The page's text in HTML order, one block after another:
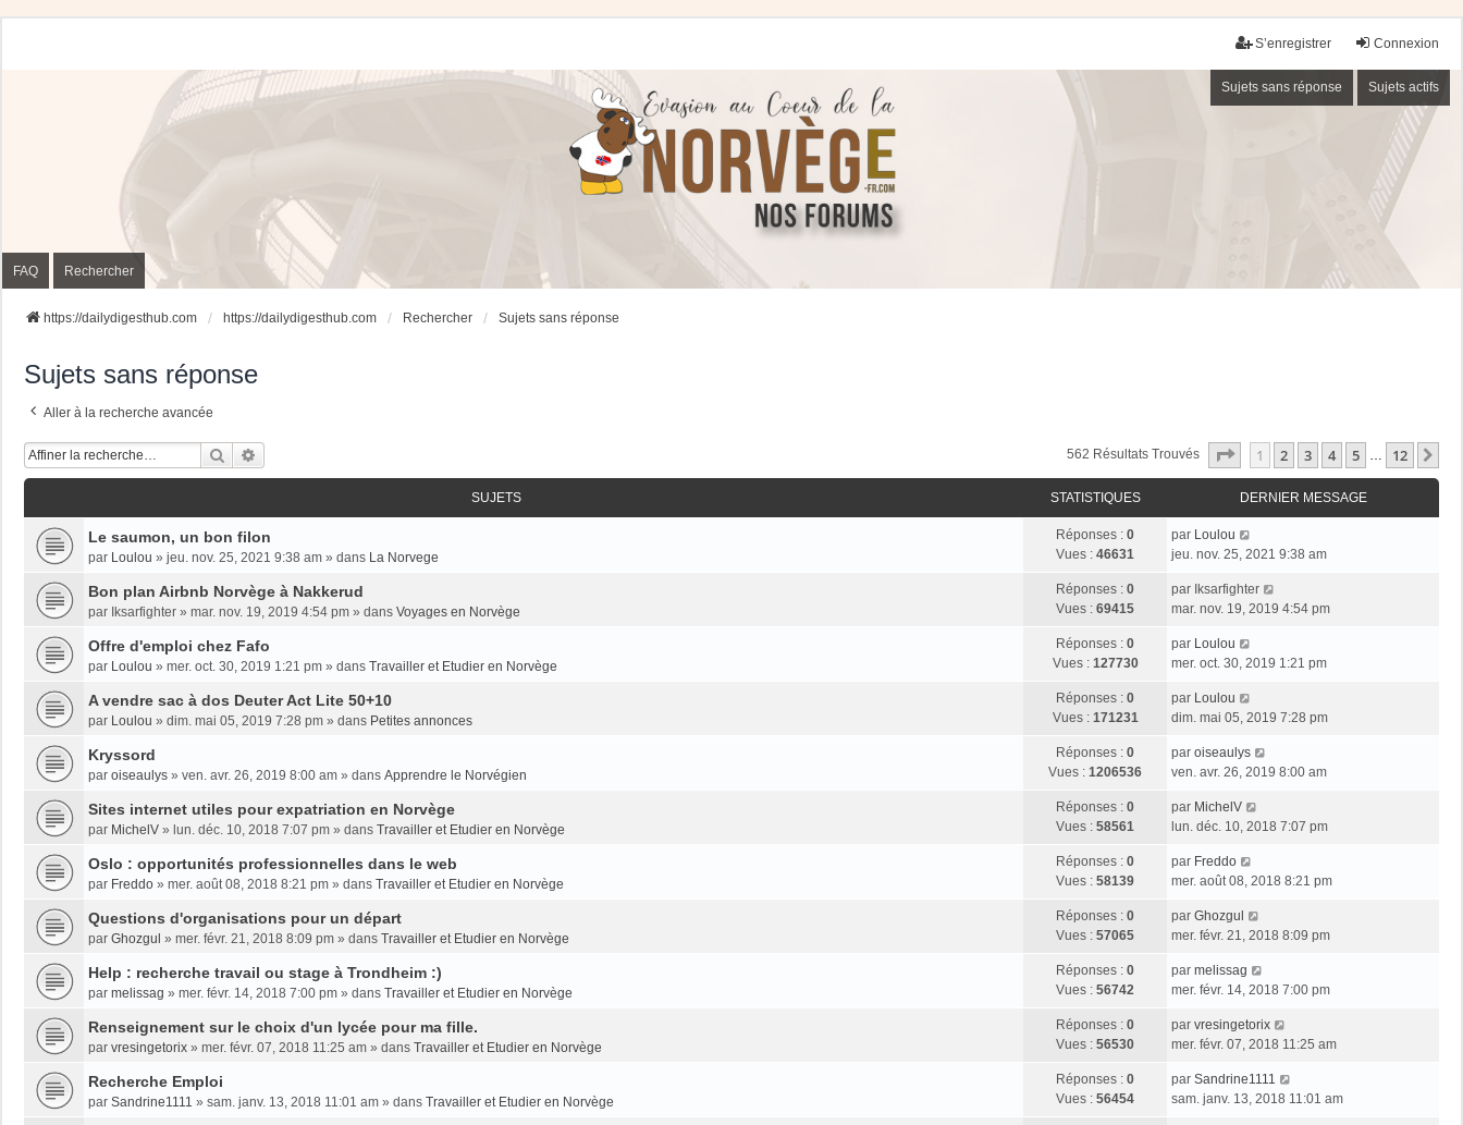
Connexion
S’enregistrer
Sujets sans réponse Sujets actifs
FAQ Rechercher
https://dailydigesthub.com https://dailydigesthub.com Rechercher Sujets sans réponse
Sujets sans réponse
Aller à la recherche avancée
Rechercher 562 Résultats Trouvés Page Sur12
1 2 3 4 5 … 12
SUJETS STATISTIQUES DERNIER MESSAGE
Le saumon, un bon filon
par Loulou » jeu. nov. 25, 2021 9:38 am » dans La Norvege
Réponses : 0
Vues : 46631
par Loulou
jeu. nov. 25, 2021 9:38 am
Bon plan Airbnb Norvège à Nakkerud
par Iksarfighter » mar. nov. 19, 2019 4:54 pm » dans Voyages en Norvège
Réponses : 0
Vues : 69415
par Iksarfighter
mar. nov. 19, 2019 4:54 pm
Offre d'emploi chez Fafo
par Loulou » mer. oct. 30, 2019 1:21 pm » dans Travailler et Etudier en Norvège
Réponses : 0
Vues : 127730
par Loulou
mer. oct. 30, 2019 1:21 pm
A vendre sac à dos Deuter Act Lite 50+10
par Loulou » dim. mai 05, 2019 7:28 pm » dans Petites annonces
Réponses : 0
Vues : 171231
par Loulou
dim. mai 05, 2019 7:28 pm
Kryssord
par oiseaulys » ven. avr. 26, 2019 8:00 am » dans Apprendre le Norvégien
Réponses : 0
Vues : 1206536
par oiseaulys
ven. avr. 26, 2019 8:00 am
Sites internet utiles pour expatriation en Norvège
par MichelV » lun. déc. 10, 2018 7:07 pm » dans Travailler et Etudier en Norvège
Réponses : 0
Vues : 58561
par MichelV
lun. déc. 10, 2018 7:07 pm
Oslo : opportunités professionnelles dans le web
par Freddo » mer. août 08, 2018 8:21 pm » dans Travailler et Etudier en Norvège
Réponses : 0
Vues : 58139
par Freddo
mer. août 08, 2018 8:21 pm
Questions d'organisations pour un départ
par Ghozgul » mer. févr. 21, 2018 8:09 pm » dans Travailler et Etudier en Norvège
Réponses : 0
Vues : 57065
par Ghozgul
mer. févr. 21, 2018 8:09 pm
Help : recherche travail ou stage à Trondheim :)
par melissag » mer. févr. 14, 2018 7:00 pm » dans Travailler et Etudier en Norvège
Réponses : 0
Vues : 56742
par melissag
mer. févr. 14, 2018 7:00 pm
Renseignement sur le choix d'un lycée pour ma fille.
par vresingetorix » mer. févr. 07, 2018 11:25 am » dans Travailler et Etudier en Norvège
Réponses : 0
Vues : 56530
par vresingetorix
mer. févr. 07, 2018 11:25 am
Recherche Emploi
par Sandrine1111 » sam. janv. 13, 2018 11:01 am » dans Travailler et Etudier en Norvège
Réponses : 0
Vues : 56454
par Sandrine1111
sam. janv. 13, 2018 11:01 am